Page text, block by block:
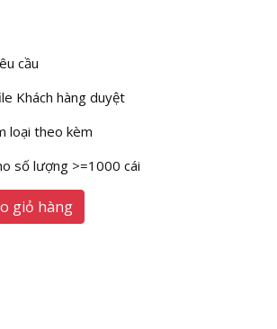
cầu
Khách hàng duyệt
loại theo kèm
số lượng >=1000 cái
giỏ hàng